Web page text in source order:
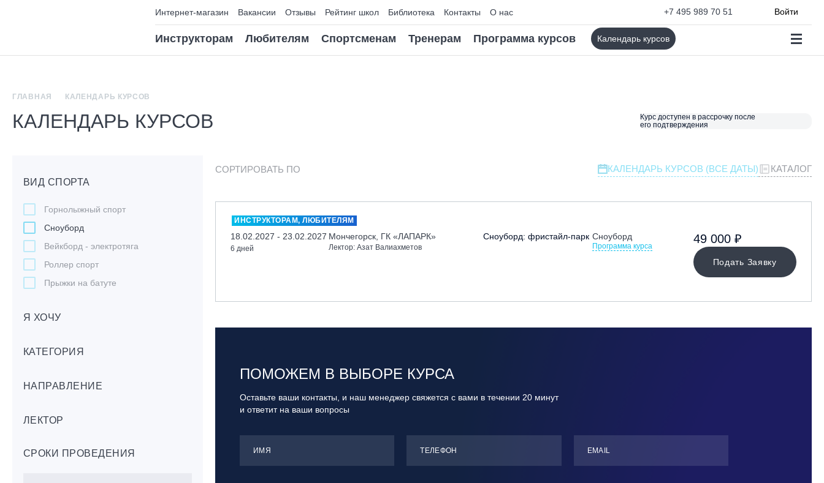
Интернет-магазин Вакансии Отзывы Рейтинг школ Библиотека Контакты О нас +7 495 989 70 51 Войти
Инструкторам Любителям Спортсменам Тренерам Программа курсов Календарь курсов
ГЛАВНАЯ КАЛЕНДАРЬ КУРСОВ
КАЛЕНДАРЬ КУРСОВ
Курс доступен в рассрочку после
его подтверждения
ВИД СПОРТА
Горнолыжный спорт
Сноуборд
Вейкборд - электротяга
Роллер спорт
Прыжки на батуте
Лонгбординг
бордах
Игровые виды спорта
Мечевой бой
Я ХОЧУ
КАТЕГОРИЯ
НАПРАВЛЕНИЕ
ЛЕКТОР
СРОКИ ПРОВЕДЕНИЯ
СОРТИРОВАТЬ ПО КАЛЕНДАРЬ КУРСОВ (ВСЕ ДАТЫ) КАТАЛОГ
ИНСТРУКТОРАМ, ЛЮБИТЕЛЯМ
18.02.2027 - 23.02.2027
6 дней
Мончегорск, ГК «ЛАПАРК»
Лектор: Азат Валиахметов
Сноуборд: фристайл-парк Сноуборд
Программа курса
Подать Заявку
49 000 ₽
ПОМОЖЕМ В ВЫБОРЕ КУРСА
Оставьте ваши контакты, и наш менеджер свяжется с вами в течении 20 минут
и ответит на ваши вопросы
ИМЯ ТЕЛЕФОН ЕMАIL